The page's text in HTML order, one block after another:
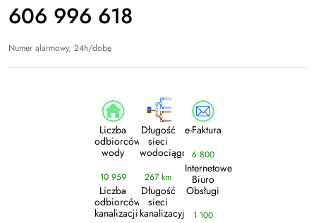
606 996 618
Numer alarmowy, 24h/dobę
Liczba
odbiorców
wody
10 959
Liczba
odbiorców
kanalizacji
Długość
sieci
wodociągowej
267 km
Długość
sieci
kanalizacyjnej
e-Faktura
6 800
Internetowe
Biuro
Obsługi
1 100